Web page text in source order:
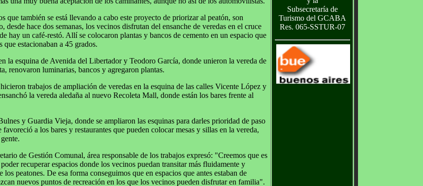
que también se está llevando a cabo este proyecto de priorizar al peatón, son
desde hace dos semanas, los vecinos disfrutan del ensanche de veredas en el cruce
hay un café-restó. Allí se colocaron plantas y bancos de cemento en un espacio que
que estacionaban a 45 grados.
la esquina de Avenida del Libertador y Teodoro García, donde unieron la vereda de
renovaron luminarias, bancos y agregaron plantas.
trabajos de ampliación de veredas en la esquina de las calles Vicente López y
la vereda aledaña al nuevo Recoleta Mall, donde están los bares frente al
y Guardia Vieja, donde se ampliaron las esquinas para darles prioridad de paso
favoreció a los bares y restaurantes que pueden colocar mesas y sillas en la vereda,
de Gestión Comunal, área responsable de los trabajos expresó: "Creemos que es
recuperar espacios donde los vecinos puedan transitar más fluidamente y
peatones. De esa forma conseguimos que en espacios que antes estaban de
nuevos puntos de recreación en los que los vecinos pueden disfrutar en familia".
Subsecretaría de
Turismo del GCABA
Res. 065-SSTUR-07